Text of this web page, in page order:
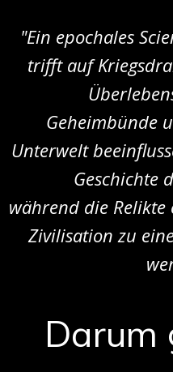
"Ein epochales
trifft auf
Geheimbünde
Unterwelt
Geschichte
während die Relikte
Zivilisation zu
Darum